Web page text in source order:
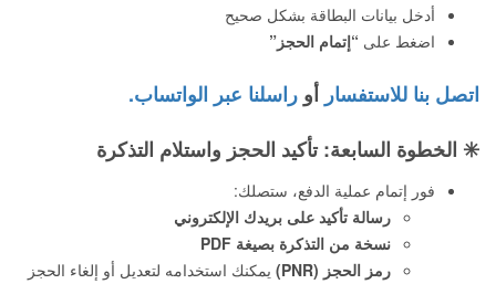
أدخل بيانات البطاقة بشكل صحيح
اضغط على “إتمام الحجز”
اتصل بنا للاستفسار أو راسلنا عبر الواتساب.
✳️ الخطوة السابعة: تأكيد الحجز واستلام التذكرة
فور إتمام عملية الدفع، ستصلك:
رسالة تأكيد على بريدك الإلكتروني
نسخة من التذكرة بصيغة PDF
رمز الحجز (PNR)
يمكنك استخدامه لتعديل أو إلغاء الحجز